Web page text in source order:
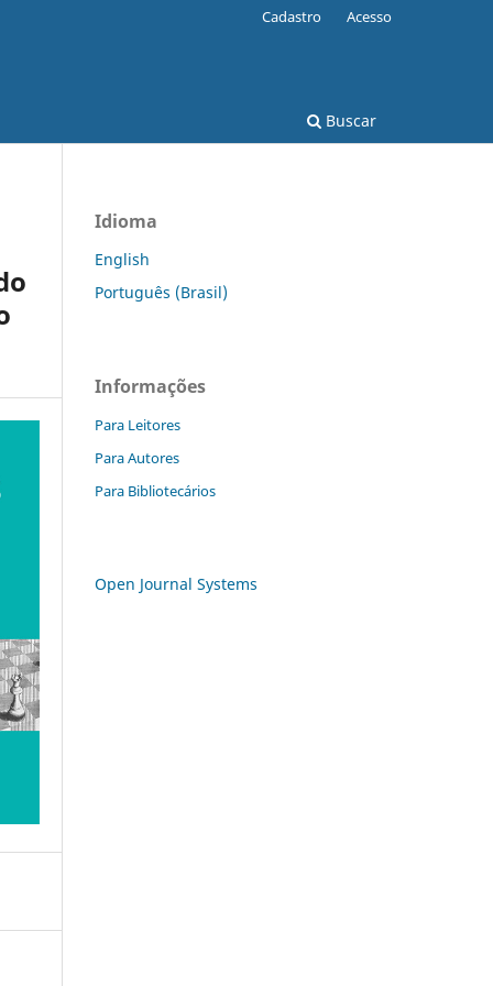
Buscar
Cadastro Acesso
Idioma
English
Português (Brasil)
Informações
Para Leitores
Para Autores
Para Bibliotecários
Open Journal Systems